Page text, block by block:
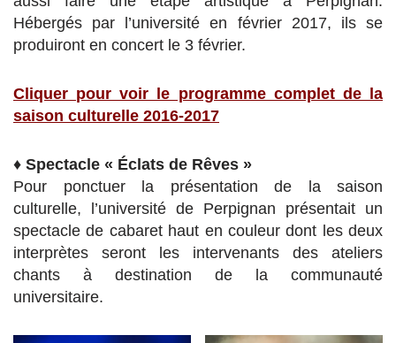
Hébergés par l’université en février 2017, ils se
produiront en concert le 3 février.
Cliquer pour voir le programme complet de la
saison culturelle 2016-2017
♦ Spectacle « Éclats de Rêves »
Pour ponctuer la présentation de la saison
culturelle, l’université de Perpignan présentait un
spectacle de cabaret haut en couleur dont les deux
interprètes seront les intervenants des ateliers
chants à destination de la communauté
universitaire.